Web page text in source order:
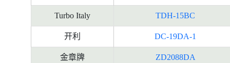
Turbo Italy TDH-15BC
开利 DC-19DA-1
金章牌 ZD2088DA